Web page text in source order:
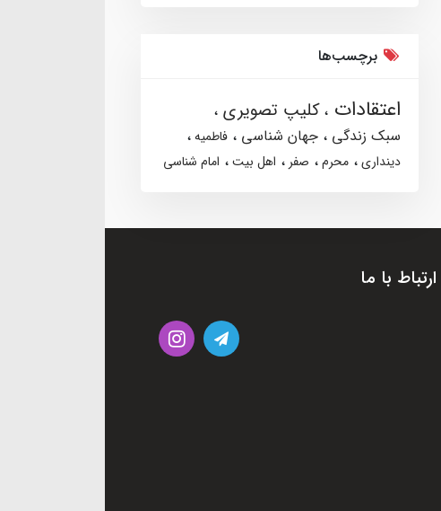
برچسب‌ها
اعتقادات کلیپ تصویری
سبک زندگی جهان شناسی
فاطمیه
دینداری
محرم صفر اهل بیت امام شناسی
ارتباط با ما